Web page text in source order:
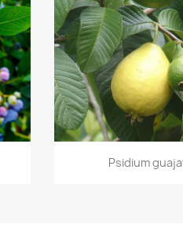
Aperçu
Psidium